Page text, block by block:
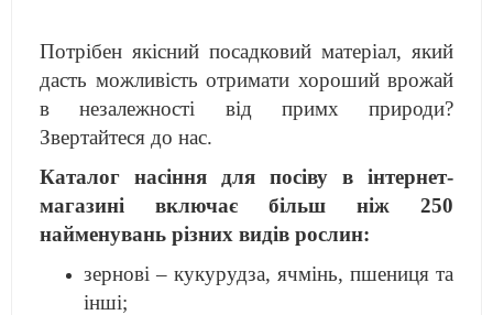
Потрібен якісний посадковий матеріал, який
дасть можливість отримати хороший врожай
в незалежності від примх природи?
Звертайтеся до нас.
Каталог насіння для посіву в інтернет-
магазині включає більш ніж 250
найменувань різних видів рослин:
зернові – кукурудза, ячмінь, пшениця та
інші;